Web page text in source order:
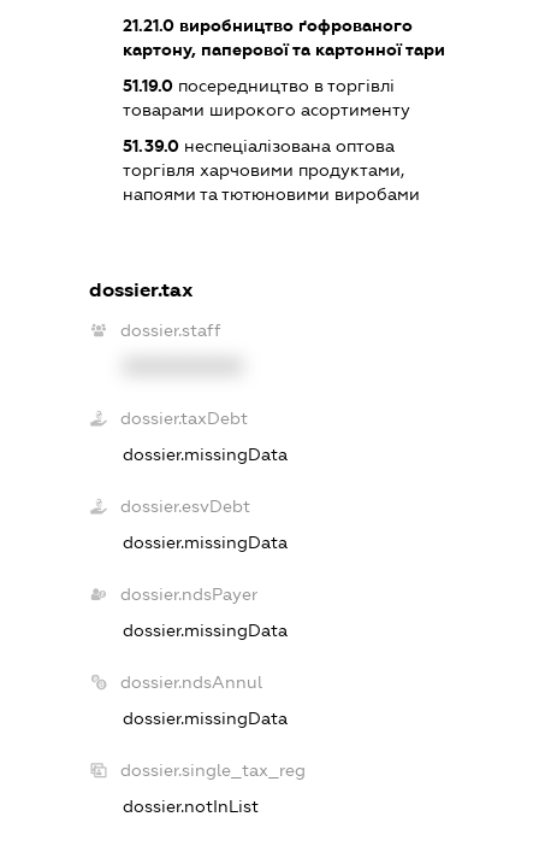
21.21.0 виробництво ґофрованого
картону, паперової та картонної тари
51.19.0 посередництво в торгівлі
товарами широкого асортименту
51.39.0 неспеціалізована оптова
торгівля харчовими продуктами,
напоями та тютюновими виробами
dossier.tax
dossier.staff
dossier.taxDebt
dossier.missingData
dossier.esvDebt
dossier.missingData
dossier.ndsPayer
dossier.missingData
dossier.ndsAnnul
dossier.missingData
dossier.single_tax_reg
dossier.notInList